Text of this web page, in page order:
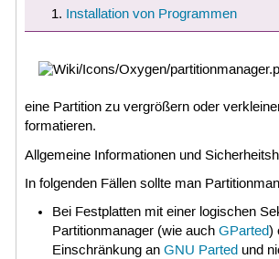
Installation von Programmen
eine Partition zu vergrößern oder
formatieren.
Allgemeine Informationen und
In folgenden Fällen sollte man
Bei Festplatten mit einer logischen
Partitionmanager (wie auch GParted)
Einschränkung an GNU Partedund